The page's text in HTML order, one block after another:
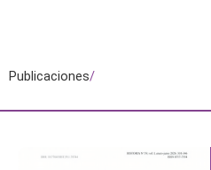
Publicaciones/